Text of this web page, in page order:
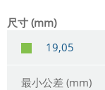
尺寸 (mm)
19,05
最小公差 (mm)